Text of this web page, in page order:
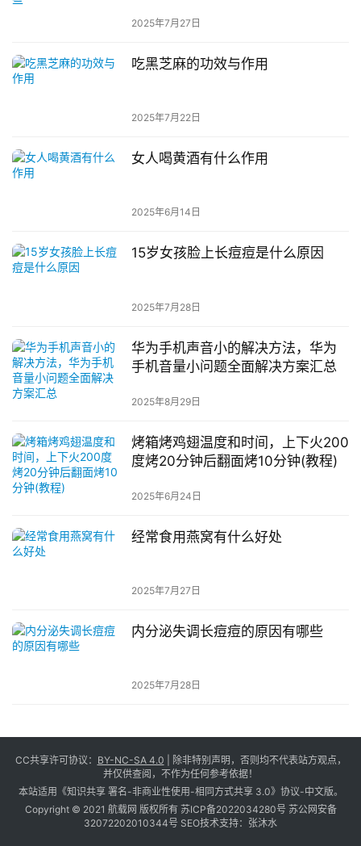
2025年7月27日
吃黑芝麻的功效与作用
2025年7月22日
女人喝黄酒有什么作用
2025年6月14日
15岁女孩脸上长痘痘是什么原因
2025年7月28日
华为手机声音小的解决方法，华为
手机音量小问题全面解决方案汇总
2025年8月29日
烤箱烤鸡翅温度和时间，上下火200
度烤20分钟后翻面烤10分钟(教程)
2025年6月24日
经常食用燕窝有什么好处
2025年7月27日
内分泌失调长痘痘的原因有哪些
2025年7月28日
CC共享许可协议： BY-NC-SA 4.0 | 除非特别声明，否则均不代表站方观点，
并仅供查阅，不作为任何参考依据！
本站适用《知识共享 署名-非商业性使用-相同方式共享 3.0》协议-中文版。
Copyright © 2021 航载网 版权所有 苏ICP备2022034280号 苏公网安备
32072202010344号 SEO技术支持： 张沐水